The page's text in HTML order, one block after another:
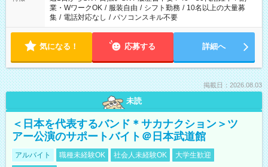
業・WワークOK / 服装自由 / シフト勤務 / 10名以上の大量募
集 / 電話対応なし / パソコンスキル不要
気になる！ 応募する 詳細へ
掲載日：2026.08.03
未読
＜日本を代表するバンド＊サカナクション＞ツ
アー公演のサポートバイト＠日本武道館
アルバイト 職種未経験OK 社会人未経験OK
大学生歓迎